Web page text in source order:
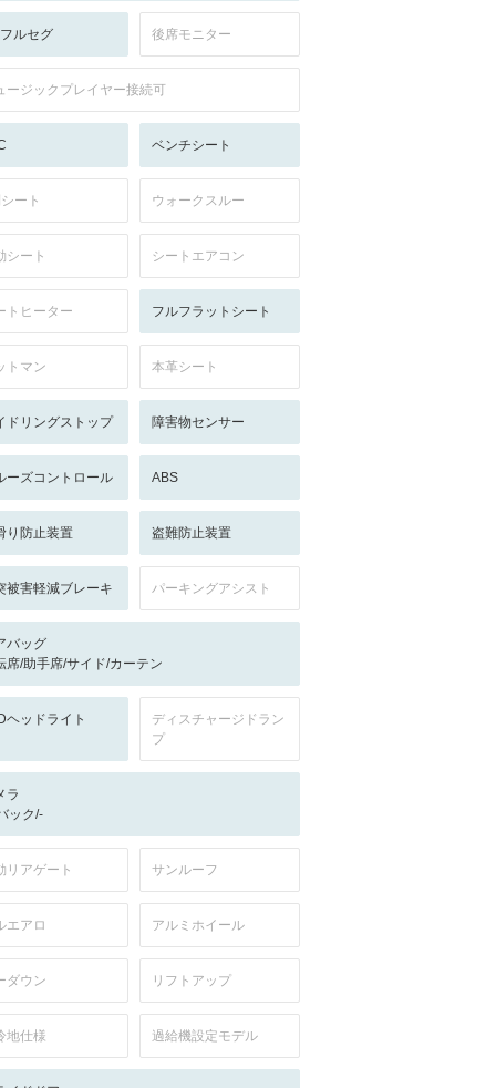
ルセグ 後席モニター
ージックプレイヤー接続可
ベンチシート
ート ウォークスルー
シート シートエアコン
トヒーター フルフラットシート
トマン 本革シート
ドリングストップ 障害物センサー
ーズコントロール ABS
り防止装置 盗難防止装置
被害軽減ブレーキ パーキングアシスト
バッグ
席/助手席/サイド/カーテン
ヘッドライト
ディスチャージドラン
プ
ラ
ック/-
リアゲート サンルーフ
エアロ アルミホイール
ダウン リフトアップ
地仕様 過給機設定モデル